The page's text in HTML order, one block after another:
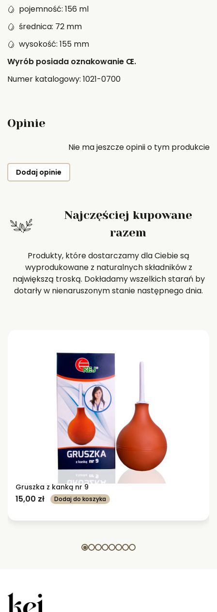
pojemność: 156 ml
średnica: 72 mm
wysokość: 155 mm
Wyrób posiada oznakowanie Œ.
Numer katalogowy: 1021-0700
Opinie
Nie ma jeszcze opinii o tym produkcie
Dodaj opinie
Najczęściej kupowane
razem
Produkty, które dostarczamy dla Ciebie są
wyprodukowane z naturalnych składników z
największą troską. Dokładamy wszelkich starań by
dotarły w nienaruszonym stanie następnego dnia.
Gruszka z kanką nr 9
15,00 zł Dodaj do koszyka